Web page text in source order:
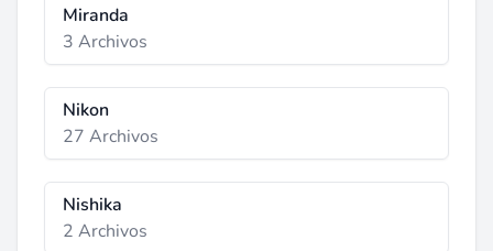
Miranda
3 Archivos
Nikon
27 Archivos
Nishika
2 Archivos